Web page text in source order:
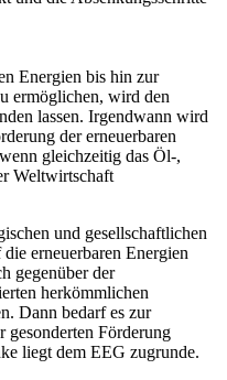
Energien bis hin zur
ermöglichen, wird den
lassen. Irgendwann wird
der erneuerbaren
gleichzeitig das Öl-,
Weltwirtschaft
und gesellschaftlichen
erneuerbaren Energien
gegenüber der
herkömmlichen
Dann bedarf es zur
Förderung
liegt dem EEG zugrunde.